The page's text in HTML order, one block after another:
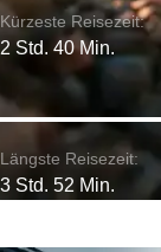
Kürzeste Reisezeit:
2 Std. 40 Min.
Längste Reisezeit:
3 Std. 52 Min.